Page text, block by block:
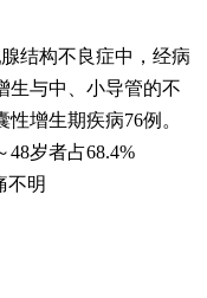
结构不良症中，经病
生与中、小导管的不
增生期疾病76例。
48岁者占68.4%
不明